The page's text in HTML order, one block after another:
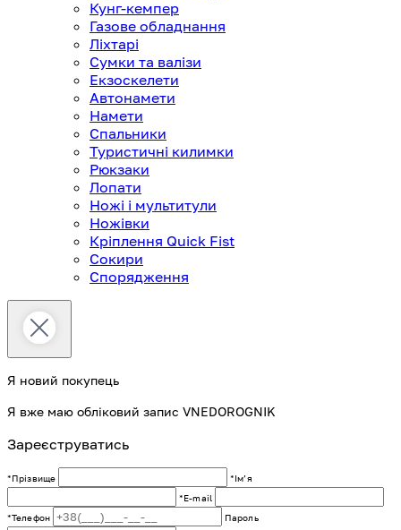
Кунг-кемпер
Газове обладнання
Ліхтарі
Сумки та валізи
Екзоскелети
Автонамети
Намети
Спальники
Туристичні килимки
Рюкзаки
Лопати
Ножі і мультитули
Ножівки
Кріплення Quick Fist
Сокири
Спорядження
Я новий покупець
Я вже маю обліковий запис VNEDOROGNIK
Зареєструватись
*Прізвище
*Імʼя
*E-mail
*Телефон
Пароль